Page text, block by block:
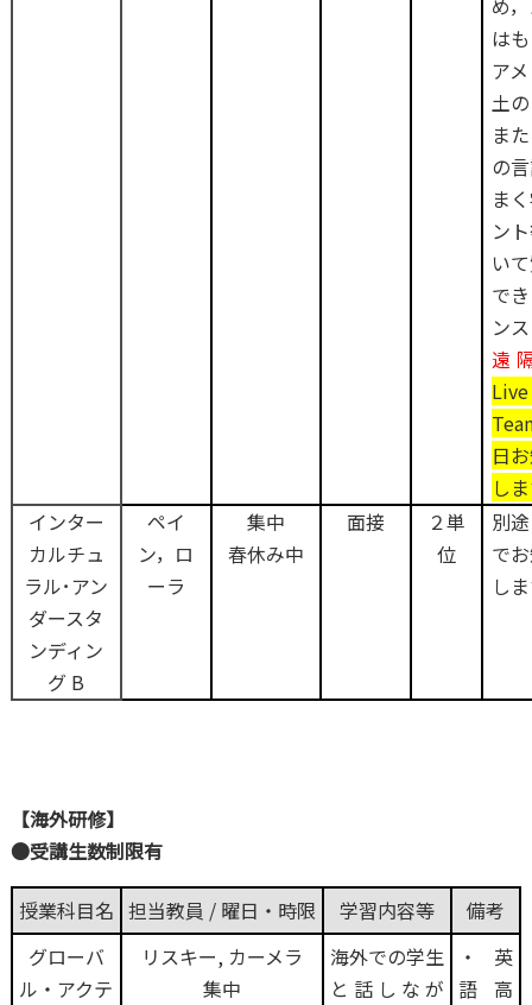
め
は
ア
土
ま
の
ま
ン
い
で
ン
遠
日
し
インター
カルチュ
ラル･アン
ダースタ
ンディン
グ B
ペイ
ン，ロ
ーラ
集中
春休み中
面接
２単
位
別
で
し
【海外研修】
●受講生数制限有
授業科目名 担当教員 / 曜日・時限 学習内容等
備考
グローバ
ル・アクテ
リスキー, カーメラ
集中
海外での学生
と話しなが
・英
語高